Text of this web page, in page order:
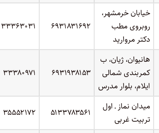
خیابان خرمشهر،
روبروی مطب
دکتر مروارید
۶۹۳۱۸۳۱۶۹۲ ۳۳۳۶۳۰۳۱
هانیوان، ژیان، ب
کمربندی شمالی
ایلام، بلوار مدرس
۶۹۳۱۹۳۸۱۵۳ ۳۳۳۸۰۹۷۱
میدان نماز ـ اول
تربیت غربی
۵۱۳۳۷۸۳۵۶۱ ۳۵۵۵۲۱۷۲